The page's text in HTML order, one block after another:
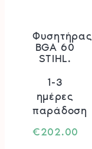
Φυσητήρας
BGA 60
STIHL.
1-3
ημέρες
παράδοση
€202.00